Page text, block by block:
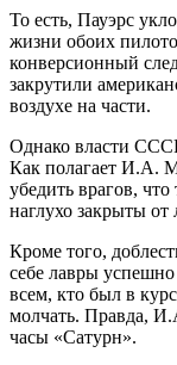
То есть, Пауэрс
жизни обоих
конверсионный
закрутили
воздухе на части.
Однако власти
Как полагает И.А.
убедить врагов,
наглухо закрыты от
Кроме того,
себе лавры
всем, кто был в
молчать. Правда,
часы «Сатурн».